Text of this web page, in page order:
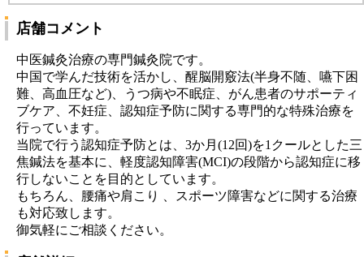
店舗コメント
中医鍼灸治療の専門鍼灸院です。
中国で学んだ技術を活かし、醒脳開竅法(半身不随、嚥下困
難、高血圧など)、うつ病や不眠症、がん患者のサポーティ
ブケア、不妊症、認知症予防に関する専門的な特殊治療を
行っています。
当院で行う認知症予防とは、3か月(12回)を1クールとした三
焦鍼法を基本に、軽度認知障害(MCI)の段階から認知症に移
行しないことを目的としています。
もちろん、腰痛や肩こり 、スポーツ障害などに関する治療
も対応致します。
御気軽にご相談ください。